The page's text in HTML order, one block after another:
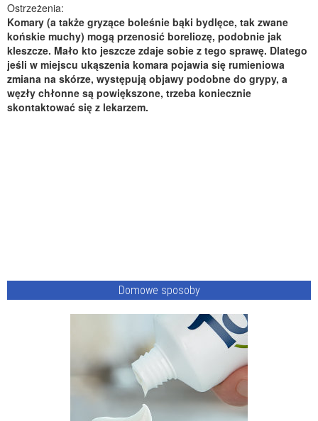
Ostrzeżenia:
Komary (a także gryzące boleśnie bąki bydlęce, tak zwane
końskie muchy) mogą przenosić boreliozę, podobnie jak
kleszcze. Mało kto jeszcze zdaje sobie z tego sprawę. Dlatego
jeśli w miejscu ukąszenia komara pojawia się rumieniowa
zmiana na skórze, występują objawy podobne do grypy, a
węzły chłonne są powiększone, trzeba koniecznie
skontaktować się z lekarzem.
Domowe sposoby